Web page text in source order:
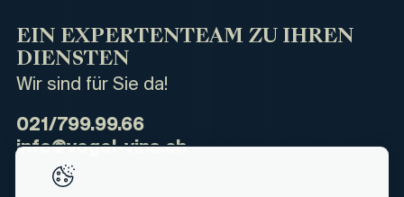
EIN EXPERTENTEAM ZU IHREN
DIENSTEN
Wir sind für Sie da!
021/799.99.66
info@vogel-vins.ch